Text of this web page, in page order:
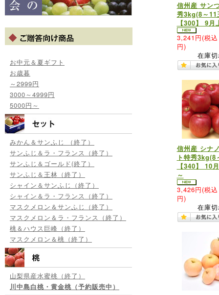
お中元＆夏ギフト
お歳暮
～2999円
3000～4999円
5000円～
みかん＆サンふじ （終了）
サンふじ＆ラ・フランス（終了）
サンふじ＆ゴールド(終了）
サンふじ＆王林（終了）
シャイン＆サンふじ（終了）
シャイン＆ラ・フランス（終了）
マスクメロン＆サンふじ（終了）
マスクメロン＆ラ・フランス（終了）
桃＆ハウス巨峰（終了）
マスクメロン＆桃（終了）
山梨県産水蜜桃（終了）
川中島白桃・黄金桃（予約販売中）
信州産 サン
秀3kg(8～11
【300】 9月
3,241円(税
円)
在庫
信州産 シナ
ト特秀3kg(8
【340】 10
～
3,426円(税
円)
在庫